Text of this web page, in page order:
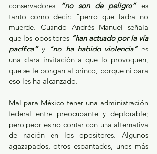
conservadores
“no son de peligro” es
tanto como decir: “perro que ladra no
muerde. Cuando Andrés Manuel señala
que los opositores “han actuado por la vía
pacífica” y “no ha habido violencia” es
una clara invitación a que lo provoquen,
que se le pongan al brinco, porque ni para
eso les ha alcanzado.
Mal para México tener una administración
federal entre preocupante y deplorable;
pero peor es no contar con una alternativa
de nación en los opositores. Algunos
agazapados, otros espantados, unos más